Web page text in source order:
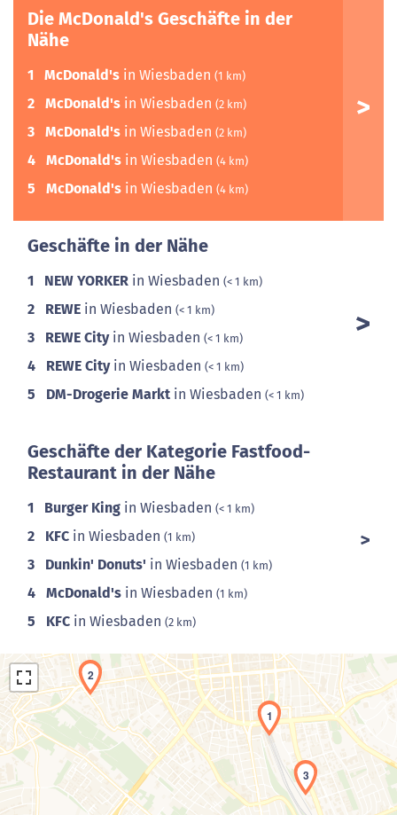
Die McDonald's Geschäfte in der
Nähe
1 McDonald's in Wiesbaden (1 km)
2 McDonald's in Wiesbaden (2 km)
3 McDonald's in Wiesbaden (2 km)
4 McDonald's in Wiesbaden (4 km)
5 McDonald's in Wiesbaden (4 km)
Geschäfte in der Nähe
1 NEW YORKER in Wiesbaden (< 1 km)
2 REWE in Wiesbaden (< 1 km)
3 REWE Cityin Wiesbaden (< 1 km)
4 REWE Cityin Wiesbaden (< 1 km)
5 DM-Drogerie Markt in Wiesbaden (< 1 km)
Geschäfte der Kategorie Fastfood-
Restaurant in der Nähe
1 Burger King in Wiesbaden (< 1 km)
2 KFC in Wiesbaden (1 km)
3 Dunkin' Donuts' in Wiesbaden (1 km)
4 McDonald's in Wiesbaden (1 km)
5 KFC in Wiesbaden (2 km)
Laden der Karte...
1
2
3